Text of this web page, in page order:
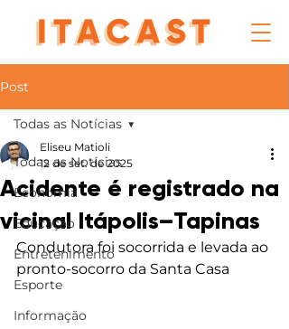
Post
Todas as Notícias
Economia
Educação
Entretenimento
Esporte
Informação
Todas as Notícias
Acidente é registrado na
vicinal Itápolis–Tapinas
Eliseu Matioli
12 de set. de 2025
Condutora foi socorrida e levada ao
pronto-socorro da Santa Casa